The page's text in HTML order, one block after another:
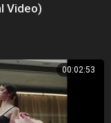
Video)
00:02:53